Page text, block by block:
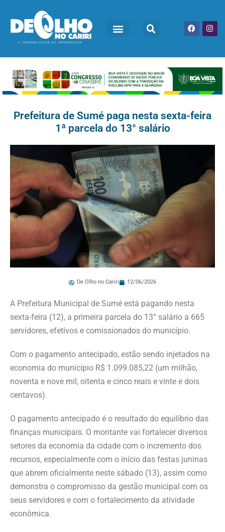
Prefeitura de Sumé paga nesta sexta-feira
1ª parcela do 13° salário
De Olho no Cariri 12/06/2026
A Prefeitura Municipal de Sumé está pagando nesta
sexta-feira (12), a primeira parcela do 13° salário a 665
servidores, efetivos e comissionados do município.
Com o pagamento antecipado, estão sendo injetados na
economia do município R$ 1.099.085,22 (um milhão,
noventa e nove mil, oitenta e cinco reais e vinte e dois
centavos).
O pagamento antecipado é o resultado do equilíbrio das
finanças municipais. O montante vai fortalecer diversos
setores da economia da cidade com o incremento dos
recursos, especialmente com o início das festas juninas
que abrem oficialmente neste sábado (13), assim como
demonstra o compromisso da gestão municipal com os
seus servidores e com o fortalecimento da atividade
econômica.